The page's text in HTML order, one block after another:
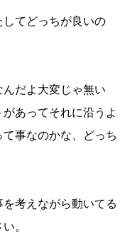
てどっちが良いの
だよ大変じゃ無い
あってそれに沿うよ
事なのかな、どっち
考えながら動いてる
。